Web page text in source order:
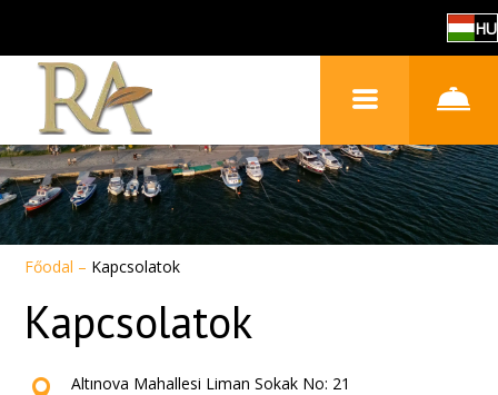
HU
Főodal – Kapcsolatok
Kapcsolatok
Altınova Mahallesi Liman Sokak No: 21